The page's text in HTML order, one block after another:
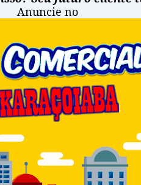
Anuncie no